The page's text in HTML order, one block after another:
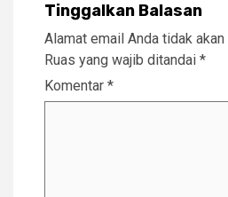
Tinggalkan Balasan
Alamat email Anda tidak
Ruas yang wajib ditandai *
Komentar *